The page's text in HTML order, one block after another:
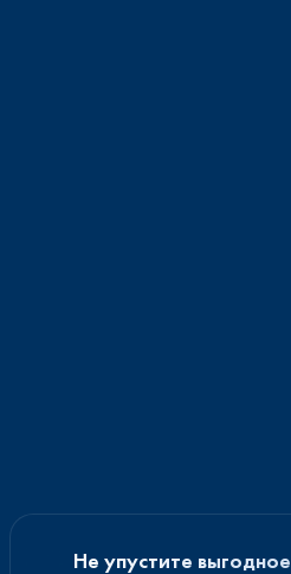
Не упустите выгодное